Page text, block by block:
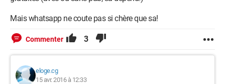
Mais whatsapp ne coute pas si chère que sa!
Commenter 3
eloge.cg
15 avr. 2016 à 12:33